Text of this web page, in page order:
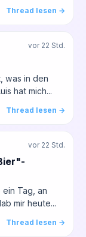
Thread lesen →
vor 22 Std.
was in den
hat mich...
Thread lesen →
vor 22 Std.
Tag, an
mir heute...
Thread lesen →